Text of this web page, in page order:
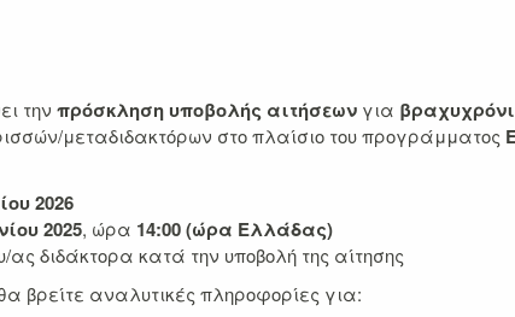
την πρόσκληση υποβολής αιτήσεων για
μεταδιδακτόρων στο πλαίσιο του προγράμματος
2026
2025, ώρα 14:00 (ώρα Ελλάδας)
ας διδάκτορα κατά την υποβολή της αίτησης
βρείτε αναλυτικές πληροφορίες για: